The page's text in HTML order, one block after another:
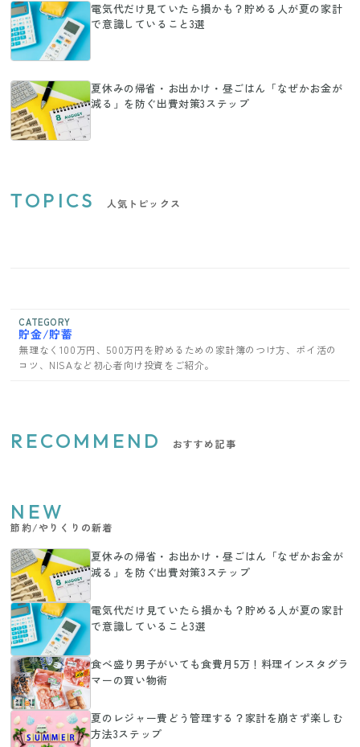
電気代だけ見ていたら損かも？貯める人が夏の家計
で意識していること3選
夏休みの帰省・お出かけ・昼ごはん「なぜかお金が
減る」を防ぐ出費対策3ステップ
TOPICS 人気トピックス
CATEGORY
貯金/貯蓄
無理なく100万円、500万円を貯めるための家計簿のつけ方、ポイ活の
コツ、NISAなど初心者向け投資をご紹介。
RECOMMEND おすすめ記事
NEW
節約/やりくりの新着
夏休みの帰省・お出かけ・昼ごはん「なぜかお金が
減る」を防ぐ出費対策3ステップ
電気代だけ見ていたら損かも？貯める人が夏の家計
で意識していること3選
食べ盛り男子がいても食費月5万！料理インスタグラ
マーの買い物術
夏のレジャー費どう管理する？家計を崩さず楽しむ
方法3ステップ